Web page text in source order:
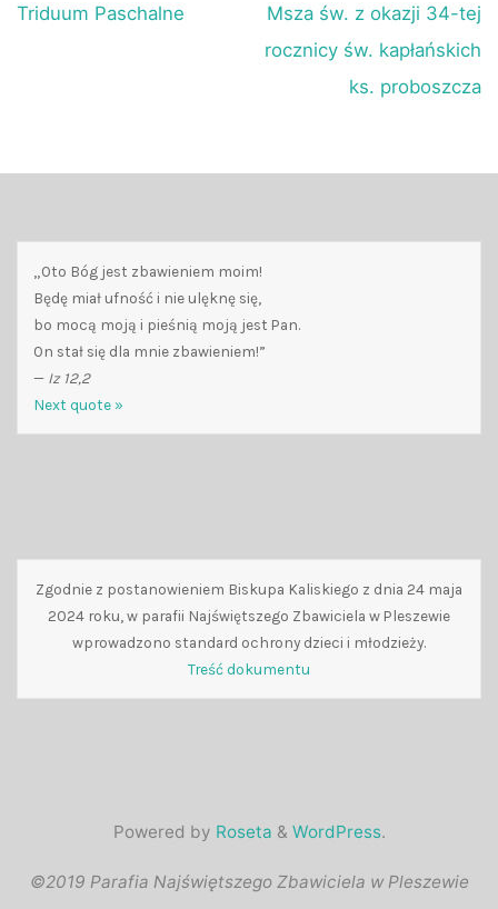
Triduum Paschalne
Msza św. z okazji 34-tej
rocznicy św. kapłańskich
ks. proboszcza
„Oto Bóg jest zbawieniem moim!
Będę miał ufność i nie ulęknę się,
bo mocą moją i pieśnią moją jest Pan.
On stał się dla mnie zbawieniem!”
— Iz 12,2
Next quote »
Zgodnie z postanowieniem Biskupa Kaliskiego z dnia 24 maja
2024 roku, w parafii Najświętszego Zbawiciela w Pleszewie
wprowadzono standard ochrony dzieci i młodzieży.
Treść dokumentu
Powered by Roseta & WordPress.
©2019 Parafia Najświętszego Zbawiciela w Pleszewie